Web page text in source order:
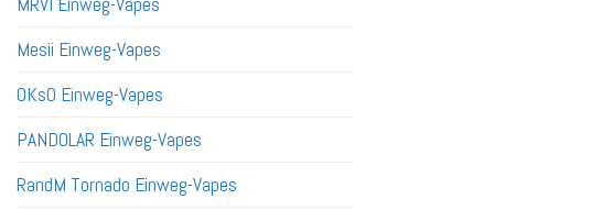
Mesii Einweg-Vapes
OKsO Einweg-Vapes
PANDOLAR Einweg-Vapes
RandM Tornado Einweg-Vapes